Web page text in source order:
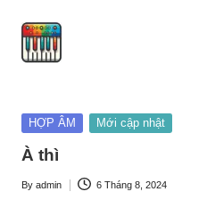
Skip
Posted
HỢP ÂM Mới cập nhật
À thì
Posted
By admin 6 Tháng 8, 2024